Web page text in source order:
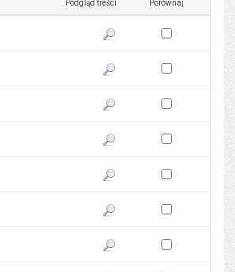
Podgląd treści Porównaj
Pokaż podgląd wersji z dnia
Zaznacz wersję do
Pokaż podgląd wersji z dnia
Zaznacz wersję do
Pokaż podgląd wersji z dnia
Zaznacz wersję do
Pokaż podgląd wersji z dnia
Zaznacz wersję do
Pokaż podgląd wersji z dnia
Zaznacz wersję do
Pokaż podgląd wersji z dnia
Zaznacz wersję do
Pokaż podgląd wersji z dnia
Zaznacz wersję do